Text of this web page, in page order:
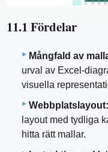
11.1 Fördelar
Mångfald av
urval av Excel-
visuella
Webbplatslayout:
layout med tydliga
hitta rätt mallar.